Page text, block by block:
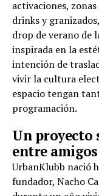
activaciones,
drinks y
drop de verano de
inspirada en la
intención de
vivir la cultura
espacio tengan
programación.
Un proyecto
entre amigos
UrbanKlubb nació
fundador, Nacho